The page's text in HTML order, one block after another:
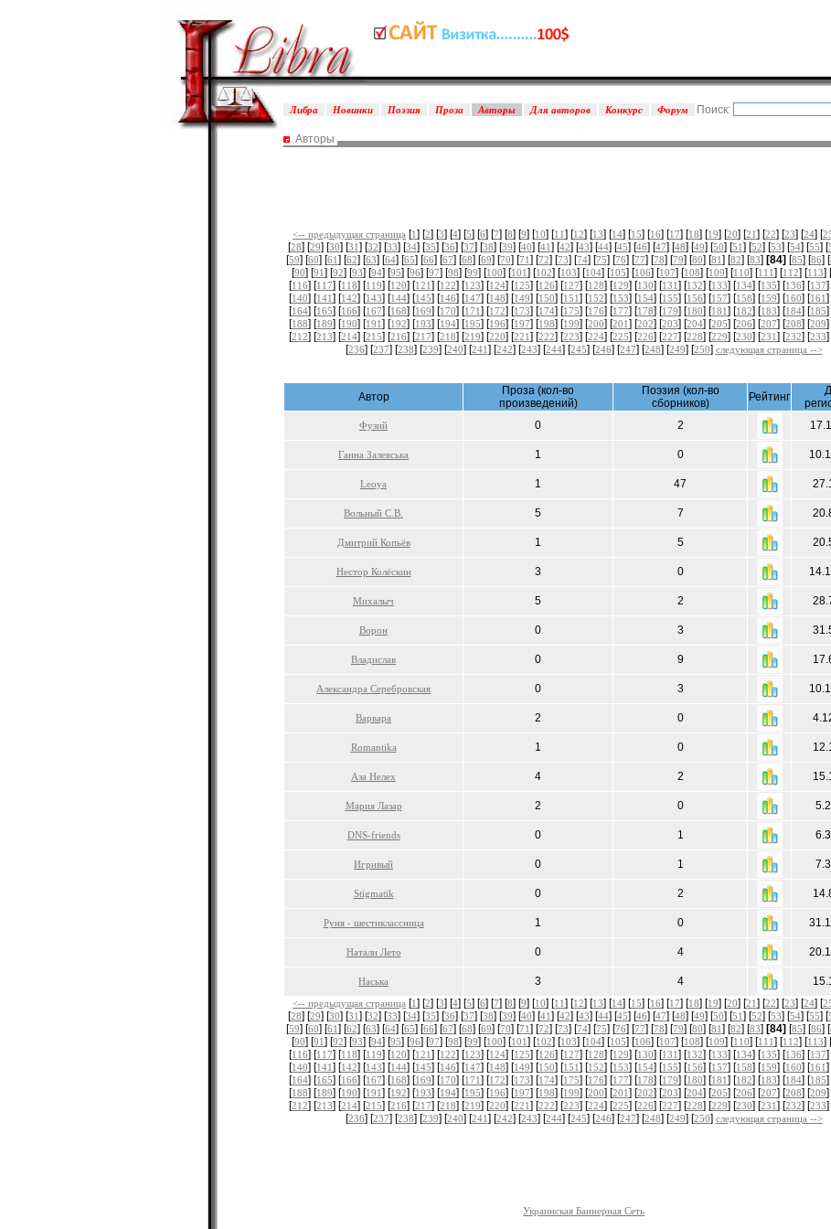
Поиск:
Либра Новинки Поэзия Проза Авторы Для авторов Конкурс Форум
Авторы
<-- предыдущая страница [1] [2] [3] [4] [5] [6] [7] [8] [9] [10] [11] [12] [13] [14] [15] [16] [17] [18] [19] [20] [21] [22] [23] [24] [
[28] [29] [30] [31] [32] [33] [34] [35] [36] [37] [38] [39] [40] [41] [42] [43] [44] [45] [46] [47] [48] [49] [50] [51] [52] [53] [54] [55] [
[59] [60] [61] [62] [63] [64] [65] [66] [67] [68] [69] [70] [71] [72] [73] [74] [75] [76] [77] [78] [79] [80] [81] [82] [83] [84] [85] [86] [
[90] [91] [92] [93] [94] [95] [96] [97] [98] [99] [100] [101] [102] [103] [104] [105] [106] [107] [108] [109] [110] [111] [112] [113] [
[116] [117] [118] [119] [120] [121] [122] [123] [124] [125] [126] [127] [128] [129] [130] [131] [132] [133] [134] [135] [136] [137]
[140] [141] [142] [143] [144] [145] [146] [147] [148] [149] [150] [151] [152] [153] [154] [155] [156] [157] [158] [159] [160] [161]
[164] [165] [166] [167] [168] [169] [170] [171] [172] [173] [174] [175] [176] [177] [178] [179] [180] [181] [182] [183] [184] [185]
[188] [189] [190] [191] [192] [193] [194] [195] [196] [197] [198] [199] [200] [201] [202] [203] [204] [205] [206] [207] [208] [209]
[212] [213] [214] [215] [216] [217] [218] [219] [220] [221] [222] [223] [224] [225] [226] [227] [228] [229] [230] [231] [232] [233]
[236] [237] [238] [239] [240] [241] [242] [243] [244] [245] [246] [247] [248] [249] [250] следующая страница -->
Автор
Проза (кол-во
произведений)
Поэзия (кол-во
сборников)
Рейтинг
Фузий 0 2
Ганна Залевська 1 0
Leoya 1 47
Вольный С.В. 5 7
Дмитрий Копьёв 1 5
Нестор Колёскин 3 0
Михалыч 5 2
Ворон 0 3
Владислав 0 9
Александра Серебровская 0 3
Варвара 2 0
Romantika 1 0
Аза Нелех 4 2
Мария Лазар 2 0
DNS-friends 0 1
Игривый 0 1
Stigmatik 0 2
Руня - шестиклассница 1 0
Натали Лето 0 4
Наська 3 4
<-- предыдущая страница [1] [2] [3] [4] [5] [6] [7] [8] [9] [10] [11] [12] [13] [14] [15] [16] [17] [18] [19] [20] [21] [22] [23] [24] [
[28] [29] [30] [31] [32] [33] [34] [35] [36] [37] [38] [39] [40] [41] [42] [43] [44] [45] [46] [47] [48] [49] [50] [51] [52] [53] [54] [55] [
[59] [60] [61] [62] [63] [64] [65] [66] [67] [68] [69] [70] [71] [72] [73] [74] [75] [76] [77] [78] [79] [80] [81] [82] [83] [84] [85] [86] [
[90] [91] [92] [93] [94] [95] [96] [97] [98] [99] [100] [101] [102] [103] [104] [105] [106] [107] [108] [109] [110] [111] [112] [113] [
[116] [117] [118] [119] [120] [121] [122] [123] [124] [125] [126] [127] [128] [129] [130] [131] [132] [133] [134] [135] [136] [137]
[140] [141] [142] [143] [144] [145] [146] [147] [148] [149] [150] [151] [152] [153] [154] [155] [156] [157] [158] [159] [160] [161]
[164] [165] [166] [167] [168] [169] [170] [171] [172] [173] [174] [175] [176] [177] [178] [179] [180] [181] [182] [183] [184] [185]
[188] [189] [190] [191] [192] [193] [194] [195] [196] [197] [198] [199] [200] [201] [202] [203] [204] [205] [206] [207] [208] [209]
[212] [213] [214] [215] [216] [217] [218] [219] [220] [221] [222] [223] [224] [225] [226] [227] [228] [229] [230] [231] [232] [233]
[236] [237] [238] [239] [240] [241] [242] [243] [244] [245] [246] [247] [248] [249] [250] следующая страница -->
Украинская Баннерная Сеть